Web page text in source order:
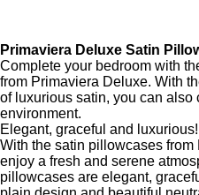
Primaviera Deluxe Satin
Complete your bedroom with
from Primaviera Deluxe. With
of luxurious satin, you can also
environment.
Elegant, graceful and luxurious!
With the satin pillowcases
enjoy a fresh and serene
pillowcases are elegant,